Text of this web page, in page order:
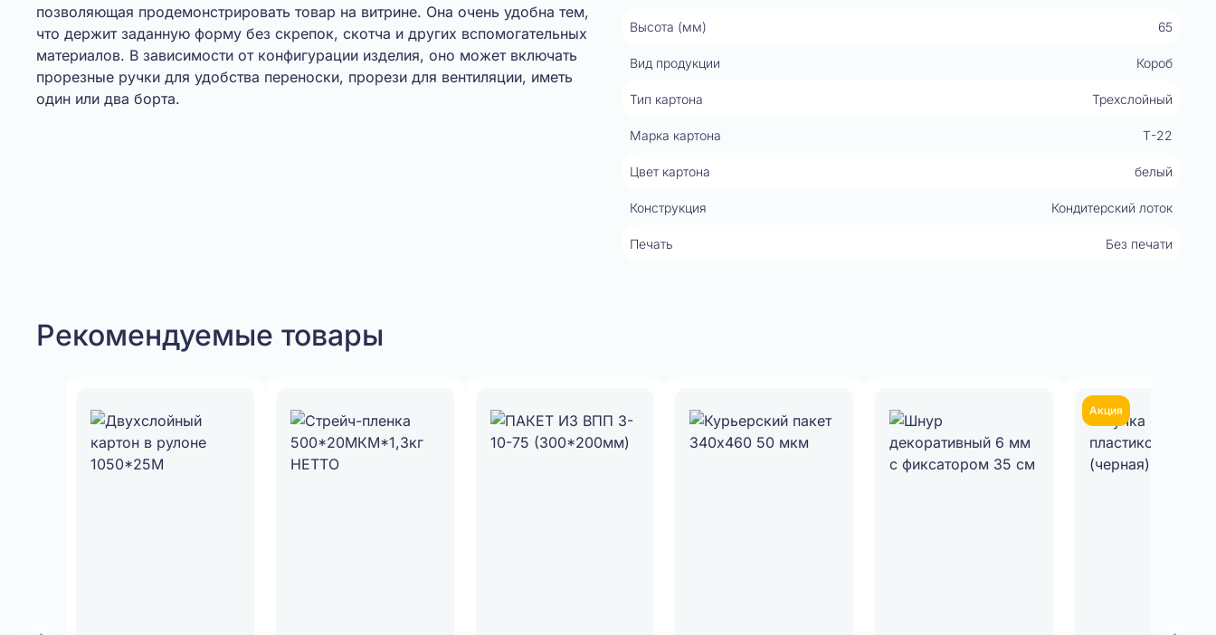
позволяющая продемонстрировать товар на витрине. Она очень удобна тем,
что держит заданную форму без скрепок, скотча и других вспомогательных
материалов. В зависимости от конфигурации изделия, оно может включать
прорезные ручки для удобства переноски, прорези для вентиляции, иметь
один или два борта.
Высота (мм) 65
Вид продукции Короб
Тип картона Трехслойный
Марка картона Т-22
Цвет картона белый
Конструкция Кондитерский лоток
Печать Без печати
Рекомендуемые товары
Акция